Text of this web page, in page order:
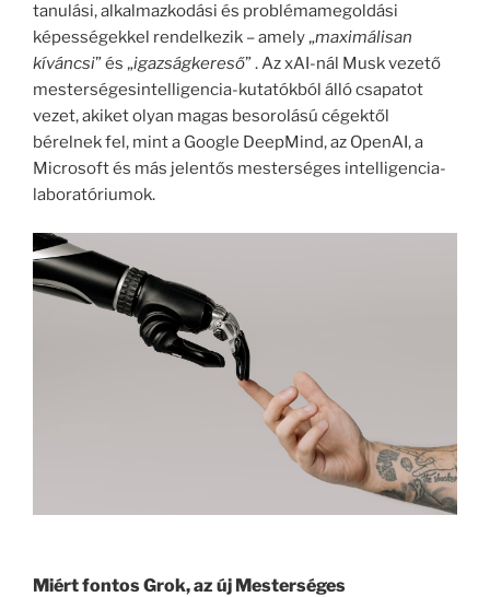
tanulási, alkalmazkodási és problémamegoldási
képességekkel rendelkezik – amely „maximálisan
kíváncsi” és „igazságkereső” . Az xAI-nál Musk vezető
mesterségesintelligencia-kutatókból álló csapatot
vezet, akiket olyan magas besorolású cégektől
bérelnek fel, mint a Google DeepMind, az OpenAI, a
Microsoft és más jelentős mesterséges intelligencia-
laboratóriumok.
Miért fontos Grok, az új Mesterséges